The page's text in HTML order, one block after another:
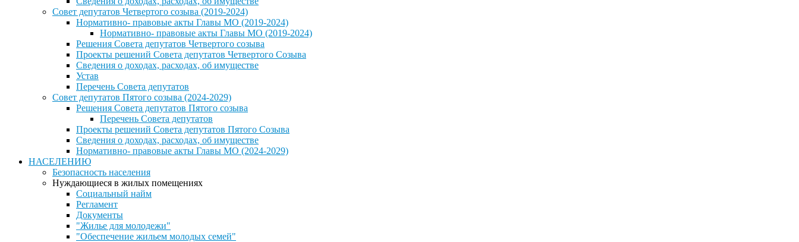
Совет депутатов Четвертого созыва (2019-2024)
Нормативно- правовые акты Главы МО (2019-2024)
Нормативно- правовые акты Главы МО (2019-2024)
Решения Совета депутатов Четвертого созыва
Проекты решений Совета депутатов Четвертого Созыва
Сведения о доходах, расходах, об имуществе
Устав
Перечень Совета депутатов
Совет депутатов Пятого созыва (2024-2029)
Решения Совета депутатов Пятого созыва
Перечень Совета депутатов
Проекты решений Совета депутатов Пятого Созыва
Сведения о доходах, расходах, об имуществе
Нормативно- правовые акты Главы МО (2024-2029)
НАСЕЛЕНИЮ
Безопасность населения
Нуждающиеся в жилых помещениях
Социальный найм
Регламент
Документы
"Жилье для молодежи"
"Обеспечение жильем молодых семей"